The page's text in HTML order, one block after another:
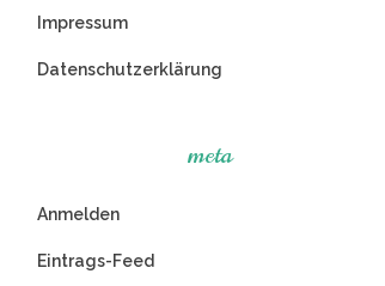
Impressum
Datenschutzerklärung
meta
Anmelden
Eintrags-Feed